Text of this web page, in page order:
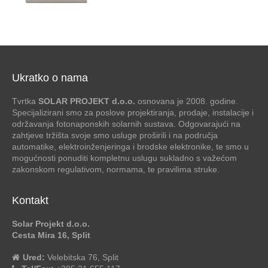
Ukratko o nama
Tvrtka SOLAR PROJEKT d.o.o. osnovana je 2008. godine.
Specijalizirani smo za poslove projektiranja, prodaje, instalacije i
održavanja fotonaponskih solarnih sustava. Odgovarajući na
zahtjeve tržišta svoje smo usluge proširili i na područja
automatike, elektroinženjeringa i brodske elektronike, te smo u
mogućnosti ponuditi kompletnu uslugu sukladno s važećom
zakonskom regulativom, normama, te pravilima struke.
Kontakt
Solar Projekt d.o.o.
Cesta Mira 16, Split
Ured: Velebitska 76, Split